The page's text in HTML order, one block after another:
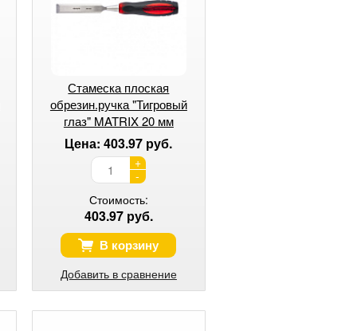
Стамеска плоская
обрезин.ручка "Тигровый
глаз" MATRIX 20 мм
Цена: 403.97 руб.
+
-
Стоимость:
403.97 руб.
В корзину
Добавить в сравнение